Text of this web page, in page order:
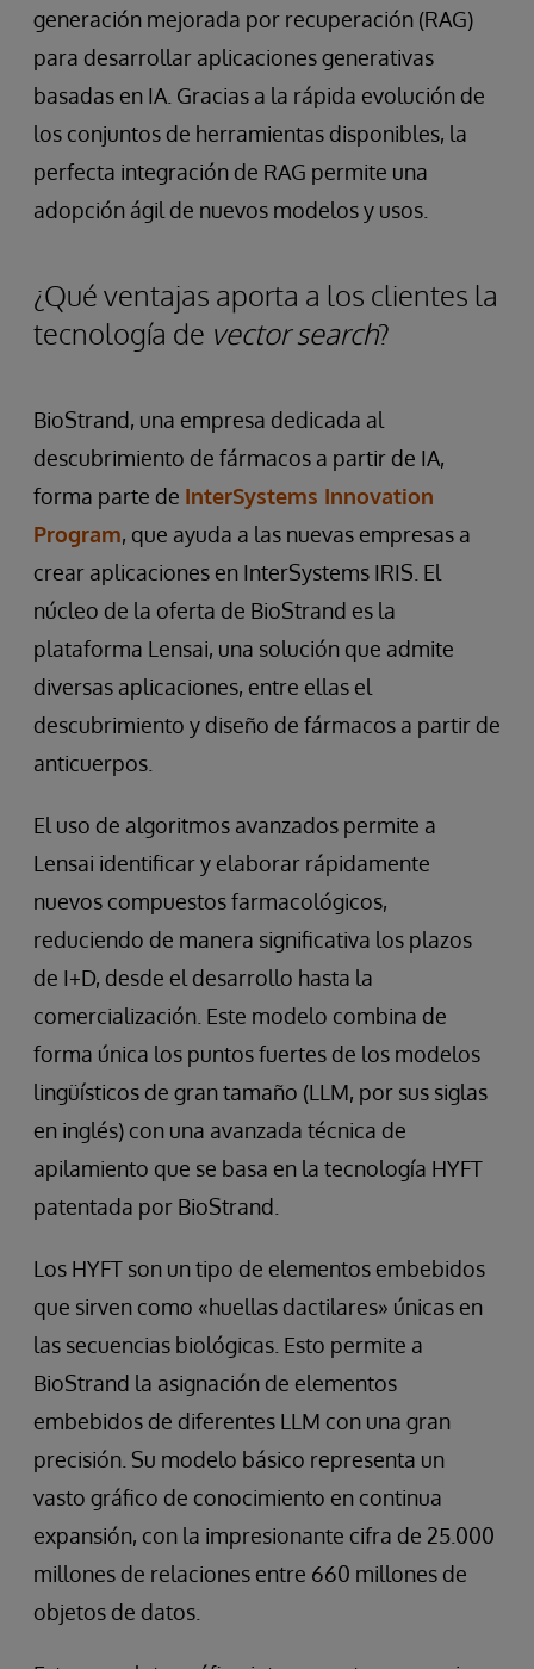
generación mejorada por recuperación (RAG)
para desarrollar aplicaciones generativas
basadas en IA. Gracias a la rápida evolución de
los conjuntos de herramientas disponibles, la
perfecta integración de RAG permite una
adopción ágil de nuevos modelos y usos.
¿Qué ventajas aporta a los clientes la
tecnología de vector search?
BioStrand, una empresa dedicada al
descubrimiento de fármacos a partir de IA,
forma parte de InterSystems Innovation
Program, que ayuda a las nuevas empresas a
crear aplicaciones en InterSystems IRIS. El
núcleo de la oferta de BioStrand es la
plataforma Lensai, una solución que admite
diversas aplicaciones, entre ellas el
descubrimiento y diseño de fármacos a partir de
anticuerpos.
El uso de algoritmos avanzados permite a
Lensai identificar y elaborar rápidamente
nuevos compuestos farmacológicos,
reduciendo de manera significativa los plazos
de I+D, desde el desarrollo hasta la
comercialización. Este modelo combina de
forma única los puntos fuertes de los modelos
lingüísticos de gran tamaño (LLM, por sus siglas
en inglés) con una avanzada técnica de
apilamiento que se basa en la tecnología HYFT
patentada por BioStrand.
Los HYFT son un tipo de elementos embebidos
que sirven como «huellas dactilares» únicas en
las secuencias biológicas. Esto permite a
BioStrand la asignación de elementos
embebidos de diferentes LLM con una gran
precisión. Su modelo básico representa un
vasto gráfico de conocimiento en continua
expansión, con la impresionante cifra de 25.000
millones de relaciones entre 660 millones de
objetos de datos.